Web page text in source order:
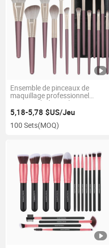
Ensemble de pinceaux de
maquillage professionnel
personnalisé pour le visage,
marque privée
5,18-5,78 $US/Jeu
100 Sets(MOQ)